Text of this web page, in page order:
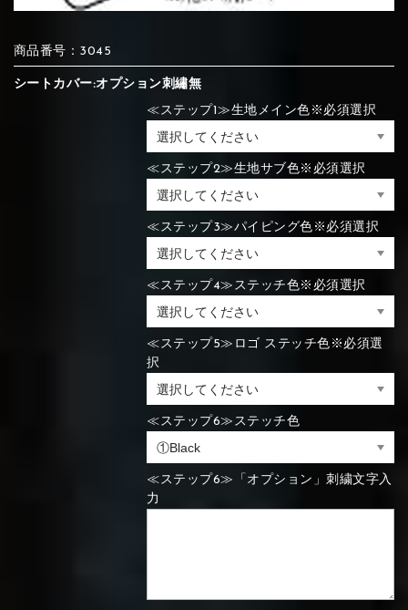
⑭Caramel ⑮Wine red
⑭Caramel ⑮Wine red
⑦Blue
⑪Black
⑭Caramel
⑦Wine-red ⑧Yellow
⑪Blue ⑫Aqua blue
⑭Pink ⑮Rose pink
⑰Silver
⑦Wine-red ⑧Yellow
⑪Blue ⑫Aqua blue
⑭Pink ⑮Rose pink
⑰Silver
商品番号：3045
シートカバー:オプション刺繡無
≪ステップ1≫生地メイン色※必須選択
≪ステップ2≫生地サブ色※必須選択
≪ステップ3≫パイピング色※必須選択
≪ステップ4≫ステッチ色※必須選択
≪ステップ5≫ロゴ ステッチ色※必須選
択
≪ステップ6≫ステッチ色
≪ステップ6≫「オプション」刺繍文字入
力